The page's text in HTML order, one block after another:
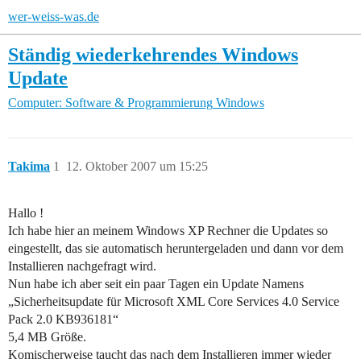
wer-weiss-was.de
Ständig wiederkehrendes Windows
Update
Computer: Software & Programmierung Windows
Takima 12. Oktober 2007 um 15:25
1
Hallo !
Ich habe hier an meinem Windows XP Rechner die Updates so
eingestellt, das sie automatisch heruntergeladen und dann vor dem
Installieren nachgefragt wird.
Nun habe ich aber seit ein paar Tagen ein Update Namens
„Sicherheitsupdate für Microsoft XML Core Services 4.0 Service
Pack 2.0 KB936181“
5,4 MB Größe.
Komischerweise taucht das nach dem Installieren immer wieder